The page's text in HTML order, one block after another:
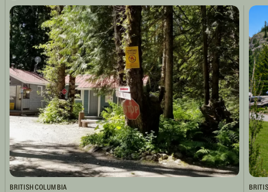
BRITISH COLUMBIA